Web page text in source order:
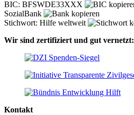
BIC: BFSWDE33XXX
SozialBank
Stichwort: Hilfe weltweit
Wir sind zertifiziert und gut vernetzt:
Kontakt